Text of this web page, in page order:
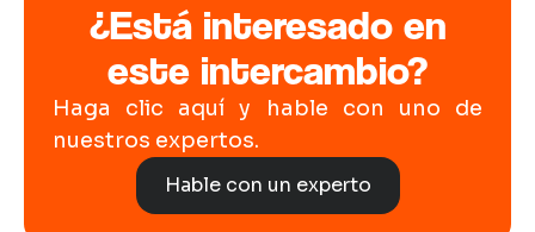
¿Está interesado en
este intercambio?
Haga clic aquí y hable con uno de
nuestros expertos.
Hable con un experto